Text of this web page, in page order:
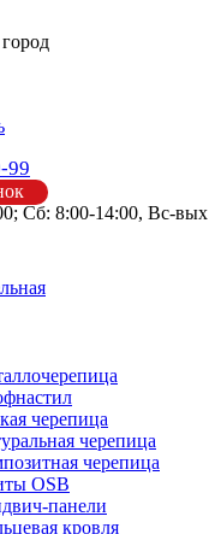
99
Сб: 8:00-14:00, Вс-вых
черепица
черепица
черепица
OSB
панели
кровля